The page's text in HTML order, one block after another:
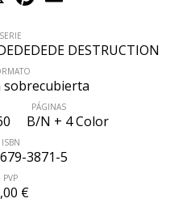
SERIE
DESTRUCTION
sobrecubierta
PÁGINAS
B/N + 4 Color
ISBN
3871-5
PVP
€